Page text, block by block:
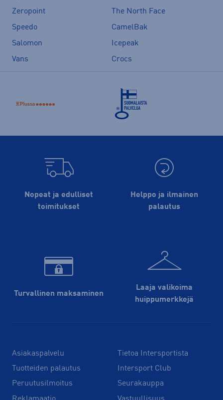
Zeropoint
The North Face
Speedo
CamelBak
Salomon
Icepeak
Vans
Crocs
Nopeat ja edulliset
toimitukset
Helppo ja ilmainen
palautus
Turvallinen maksaminen
Laaja valikoima
huippu­merkkejä
Asiakaspalvelu
Tuotteiden palautus
Peruutusilmoitus
Tietoa Intersportista
Intersport Club
Seurakauppa